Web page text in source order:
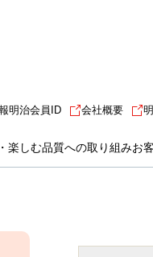
楽しむ品質への取り組みお
明治会員ID 会社概要